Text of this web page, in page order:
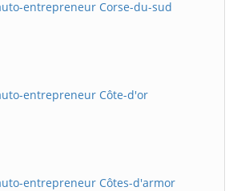
entrepreneur Corse-du-sud
entrepreneur Côte-d'or
entrepreneur Côtes-d'armor